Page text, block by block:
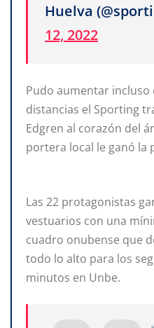
Huelva
12, 2022
Pudo aumentar incluso
distancias el Sporting
Edgren al corazón del
portera local le ganó la
Las 22 protagonistas
vestuarios con una
cuadro onubense que
todo lo alto para los
minutos en Unbe.